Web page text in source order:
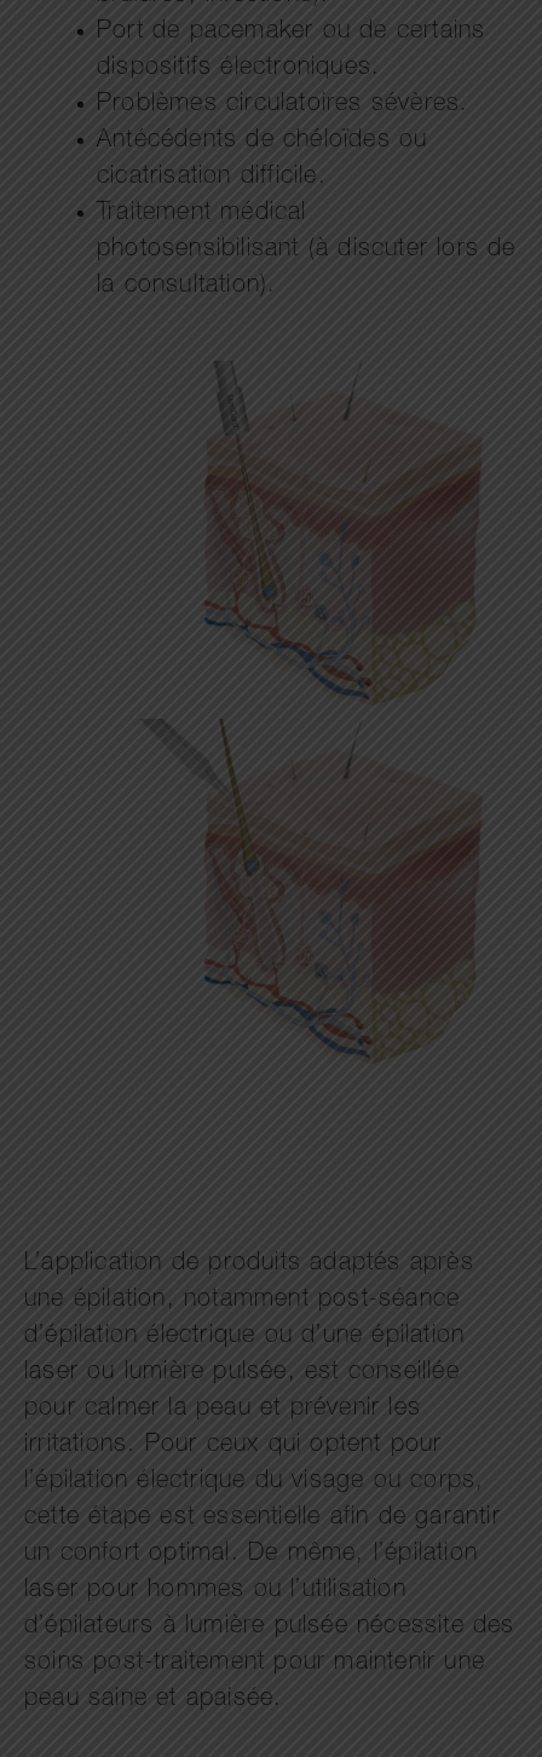
Port de pacemaker ou de certains
dispositifs électroniques.
Problèmes circulatoires sévères.
Antécédents de chéloïdes ou
cicatrisation difficile.
Traitement médical
photosensibilisant (à discuter lors de
la consultation).
L’application de produits adaptés après
une épilation, notamment post-séance
d’épilation électrique ou d’une épilation
laser ou lumière pulsée, est conseillée
pour calmer la peau et prévenir les
irritations. Pour ceux qui optent pour
l’épilation électrique du visage ou corps,
cette étape est essentielle afin de garantir
un confort optimal. De même, l’épilation
laser pour hommes ou l’utilisation
d’épilateurs à lumière pulsée nécessite des
soins post-traitement pour maintenir une
peau saine et apaisée.